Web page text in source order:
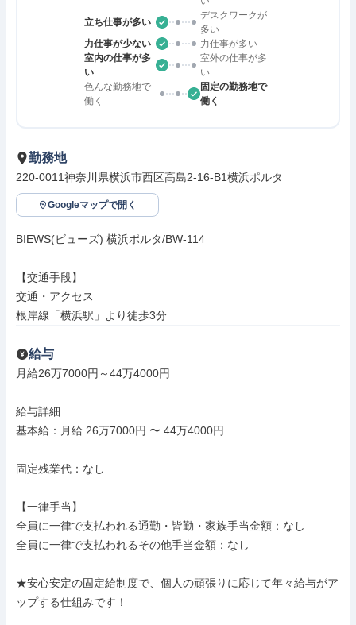
立ち仕事が多い
デスクワークが
多い
力仕事が少ない
力仕事が多い
室内の仕事が多
い
室外の仕事が多
い
色んな勤務地で
働く
固定の勤務地で
働く
勤務地
220-0011神奈川県横浜市西区高島2-16-B1横浜ポルタ
Googleマップで開く
BIEWS(ビューズ) 横浜ポルタ/BW-114
【交通手段】
交通・アクセス
根岸線「横浜駅」より徒歩3分
給与
月給26万7000円～44万4000円
給与詳細
基本給：月給 26万7000円 〜 44万4000円
固定残業代：なし
【一律手当】
全員に一律で支払われる通勤・皆勤・家族手当金額：なし
全員に一律で支払われるその他手当金額：なし
★安心安定の固定給制度で、個人の頑張りに応じて年々給与がア
ップする仕組みです！